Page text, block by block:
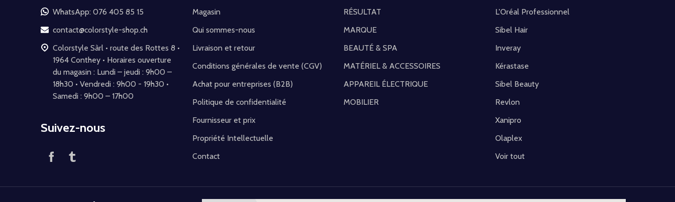
WhatsApp: 076 405 85 15
contact@colorstyle-shop.ch
Colorstyle Sàrl • route des Rottes 8 •
1964 Conthey • Horaires ouverture
du magasin : Lundi – jeudi : 9h00 –
18h30 • Vendredi : 9h00 - 19h30 •
Samedi : 9h00 – 17h00
Suivez-nous
Magasin
Qui sommes-nous
Livraison et retour
Conditions générales de vente (CGV)
Achat pour entreprises (B2B)
Politique de confidentialité
Fournisseur et prix
Propriété Intellectuelle
Contact
RÉSULTAT
MARQUE
BEAUTÉ & SPA
MATÉRIEL & ACCESSOIRES
APPAREIL ÉLECTRIQUE
MOBILIER
L'Oréal Professionnel
Sibel Hair
Inveray
Kérastase
Sibel Beauty
Revlon
Xanipro
Olaplex
Voir tout